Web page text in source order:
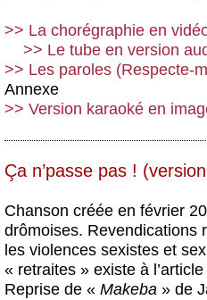
>> La chorégraphie en
>> Le tube en version
>> Les paroles (Respecte-
Annexe
>> Version karaoké en
Ça n’passe pas !
Chanson créée en février
drômoises. Revendications
les violences sexistes et
« retraites » existe à l’article
Reprise de « Makeba » de